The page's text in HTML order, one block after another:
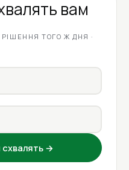
вам
ТОГО Ж ДНЯ ·
схвалять →